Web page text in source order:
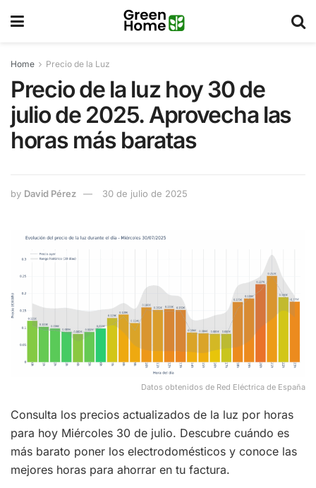
Home Precio de la Luz
Precio de la luz hoy 30 de
julio de 2025. Aprovecha las
horas más baratas
by David Pérez 30 de julio de 2025
Datos obtenidos de Red Eléctrica de España
Consulta los precios actualizados de la luz por horas
para hoy Miércoles 30 de julio. Descubre cuándo es
más barato poner los electrodomésticos y conoce las
mejores horas para ahorrar en tu factura.